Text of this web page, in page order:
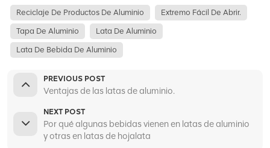
Reciclaje De Productos De Aluminio Extremo Fácil De Abrir.
Tapa De Aluminio Lata De Aluminio
Lata De Bebida De Aluminio
PREVIOUS POST
Ventajas de las latas de aluminio.
NEXT POST
Por qué algunas bebidas vienen en latas de aluminio
y otras en latas de hojalata